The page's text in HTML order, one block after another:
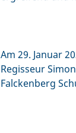
Am 29. Januar
Regisseur
Falckenberg